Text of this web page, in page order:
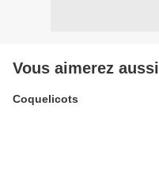
Vous aimerez aussi
Coquelicots